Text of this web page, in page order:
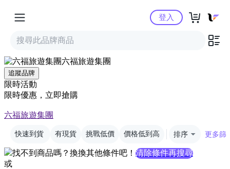
Yahoo購物中心
登入
六福旅遊集團
追蹤品牌
限時活動
限時優惠，立即搶購
六福旅遊集團
快速到貨 有現貨 挑戰低價 價格低到高 排序 更多篩
找不到商品嗎？換換其他條件吧！ 清除條件再搜尋
或